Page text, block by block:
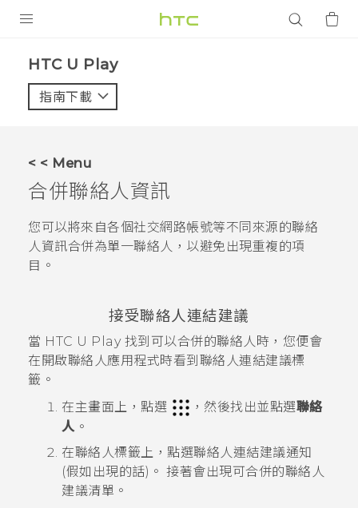
VIVE
應用程式
HTC U Play‎
指南下載
< < Menu
合併聯絡人資訊
您可以將來自各個社交網路帳號等不同來源的聯絡
人資訊合併為單一聯絡人，以避免出現重複的項
目。
接受聯絡人連結建議
當 HTC U Play找到可以合併的聯絡人時，您便會
在開啟聯絡人應用程式時看到聯絡人連結建議標
籤。
在主畫面上，點選 ，然後找出並點選聯絡
人。
在聯絡人標籤上，點選聯絡人連結建議通知
(假如出現的話)。 接著會出現可合併的聯絡人
建議清單。